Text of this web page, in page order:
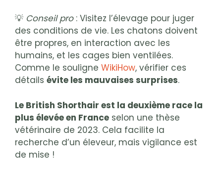
💡 Conseil pro: Visitez l’élevage pour juger
des conditions de vie. Les chatons doivent
être propres, en interaction avec les
humains, et les cages bien ventilées.
Comme le souligne WikiHow, vérifier ces
détails évite les mauvaises surprises.
Le British Shorthair est la deuxième race la
plus élevée en France selon une thèse
vétérinaire de 2023. Cela facilite la
recherche d’un éleveur, mais vigilance est
de mise !